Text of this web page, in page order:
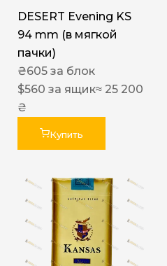
DESERT Evening KS
94 mm (в мягкой
пачки)
₴605 за блок
$560 за ящик≈ 25 200
₴
Купить